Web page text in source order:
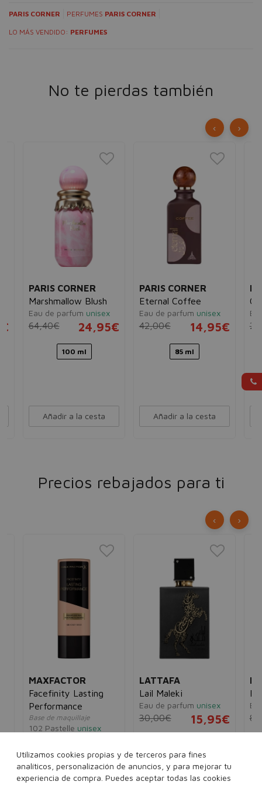
PARIS CORNER PERFUMES PARIS CORNER
LO MÁS VENDIDO: PERFUMES
No te pierdas también
PARIS CORNER
Marshmallow Blush
Eau de parfum unisex
64,40€ 24,95€
100 ml
Añadir a la cesta
PARIS CORNER
Eternal Coffee
Eau de parfum unisex
42,00€ 14,95€
85 ml
Añadir a la cesta
‹ ›
Precios rebajados para ti
MAXFACTOR
Facefinity Lasting
Performance
Base de maquillaje
102 Pastelle unisex
LATTAFA
Lail Maleki
Eau de parfum unisex
30,00€ 15,95€
‹ ›
Utilizamos cookies propias y de terceros para fines
analíticos, personalización de anuncios, y para mejorar tu
experiencia de compra. Puedes aceptar todas las cookies